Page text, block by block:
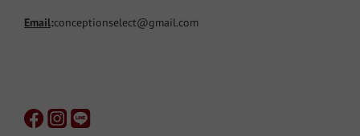
Email:conceptionselect@gmail.com